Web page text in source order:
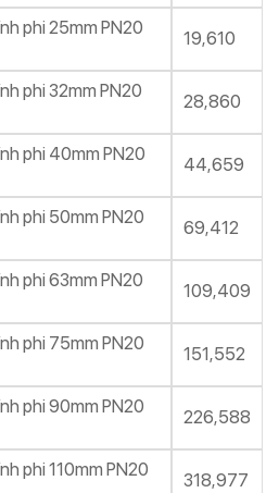
phi 25mm PN20
19,610
phi 32mm PN20
28,860
phi 40mm PN20
44,659
phi 50mm PN20
69,412
phi 63mm PN20
109,409
phi 75mm PN20
151,552
phi 90mm PN20
226,588
phi 110mm PN20
318,977